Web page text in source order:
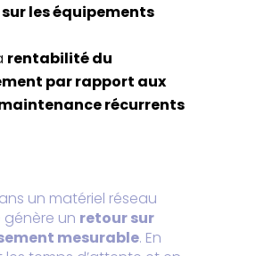
les équipements
rentabilité du
par rapport aux
récurrents
un matériel réseau
un retour sur
mesurable. En